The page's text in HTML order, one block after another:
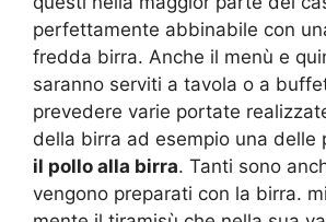
perfettamente abbinabile con
fredda birra. Anche il menù e
saranno serviti a tavola o a
prevedere varie portate
della birra ad esempio una delle
il pollo alla birra. Tanti sono
vengono preparati con la birra.